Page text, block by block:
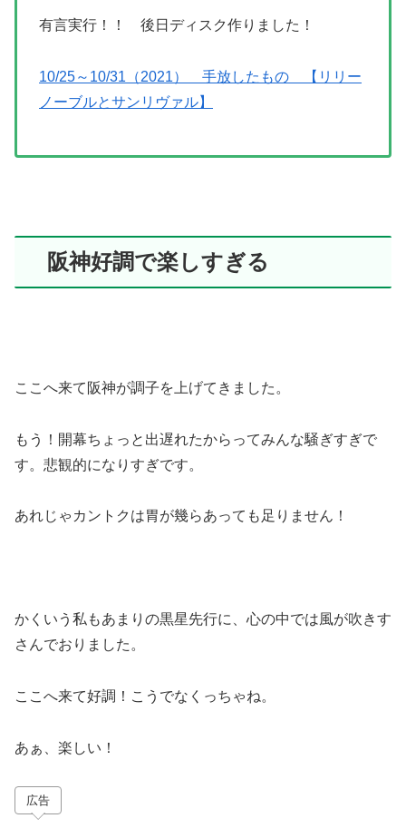
有言実行！！ 後日ディスク作りました！
10/25～10/31（2021） 手放したもの 【リリー
ノーブルとサンリヴァル】
阪神好調で楽しすぎる
ここへ来て阪神が調子を上げてきました。
もう！開幕ちょっと出遅れたからってみんな騒ぎすぎで
す。悲観的になりすぎです。
あれじゃカントクは胃が幾らあっても足りません！
かくいう私もあまりの黒星先行に、心の中では風が吹きす
さんでおりました。
ここへ来て好調！こうでなくっちゃね。
あぁ、楽しい！
広告